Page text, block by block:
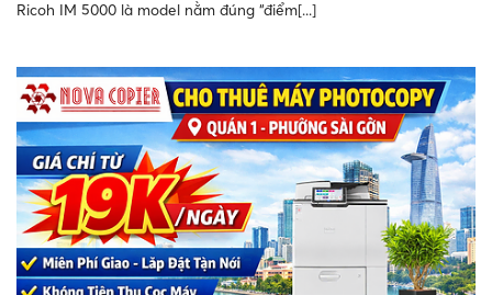
Ricoh IM 5000 là model nằm đúng “điểm[...]